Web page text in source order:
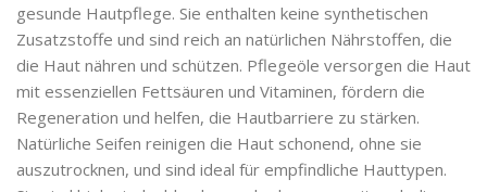
gesunde Hautpflege. Sie enthalten keine synthetischen
Zusatzstoffe und sind reich an natürlichen Nährstoffen, die
die Haut nähren und schützen. Pflegeöle versorgen die Haut
mit essenziellen Fettsäuren und Vitaminen, fördern die
Regeneration und helfen, die Hautbarriere zu stärken.
Natürliche Seifen reinigen die Haut schonend, ohne sie
auszutrocknen, und sind ideal für empfindliche Hauttypen.